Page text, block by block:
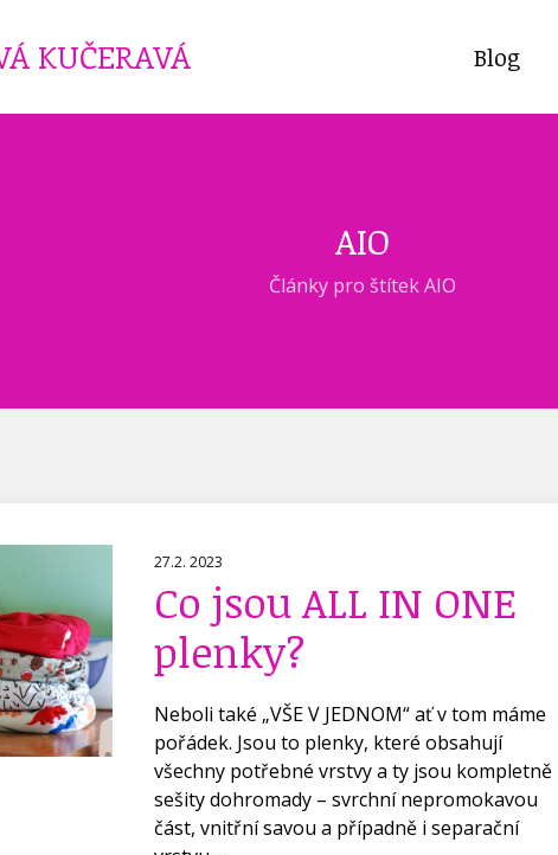
KUČERAVÁ Blog
AIO
Články pro štítek AIO
27.2. 2023
Co jsou ALL IN ONE
plenky?
Neboli také „VŠE V JEDNOM“ ať v tom máme
pořádek. Jsou to plenky, které obsahují
všechny potřebné vrstvy a ty jsou kompletně
sešity dohromady – svrchní nepromokavou
část, vnitřní savou a případně i separační